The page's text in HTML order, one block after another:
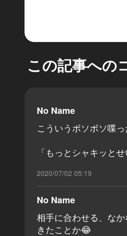
この記事への
No Name
こういうボソボソ喋
「もっとシャキッと
2020/07/02 05:19
No Name
相手に合わせる、な
きたことか😂